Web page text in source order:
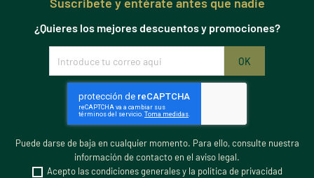
¿Quieres los mejores descuentos y promociones?
Puede darse de baja en cualquier momento. Para ello, consulte nuestra
información de contacto en el aviso legal.
Acepto las condiciones generales y la política de privacidad